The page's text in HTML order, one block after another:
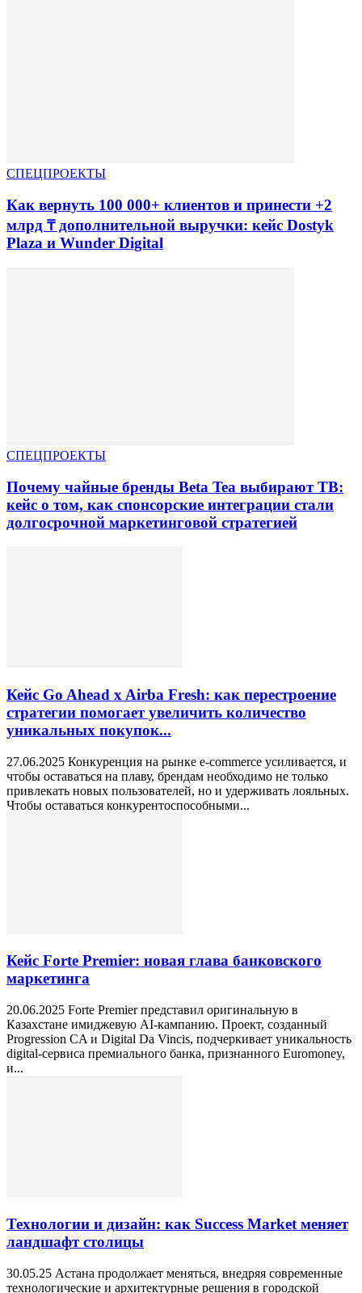
СПЕЦПРОЕКТЫ
Как вернуть 100 000+ клиентов и принести +2
млрд ₸ дополнительной выручки: кейс Dostyk
Plaza и Wunder Digital
СПЕЦПРОЕКТЫ
Почему чайные бренды Beta Tea выбирают ТВ:
кейс о том, как спонсорские интеграции стали
долгосрочной маркетинговой стратегией
Кейс Go Ahead x Airba Fresh: как перестроение
стратегии помогает увеличить количество
уникальных покупок...
27.06.2025 Конкуренция на рынке e-commerce усиливается, и
чтобы оставаться на плаву, брендам необходимо не только
привлекать новых пользователей, но и удерживать лояльных.
Чтобы оставаться конкурентоспособными...
Кейс Forte Premier: новая глава банковского
маркетинга
20.06.2025 Forte Premier представил оригинальную в
Казахстане имиджевую AI-кампанию. Проект, созданный
Progression CA и Digital Da Vincis, подчеркивает уникальность
digital-сервиса премиального банка, признанного Euromoney,
и...
Технологии и дизайн: как Success Market меняет
ландшафт столицы
30.05.25 Астана продолжает меняться, внедряя современные
технологические и архитектурные решения в городской